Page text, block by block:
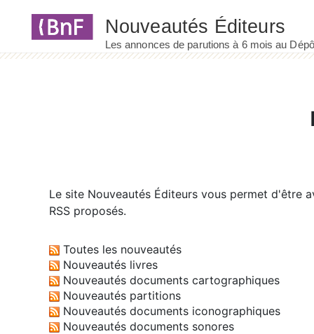
Le site Nouveautés Éditeurs vous permet d'être
RSS proposés.
Toutes les nouveautés
Nouveautés livres
Nouveautés documents cartographiques
Nouveautés partitions
Nouveautés documents iconographiques
Nouveautés documents sonores